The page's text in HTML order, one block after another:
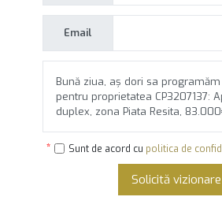
Email
Sunt de acord cu politica de
Solicită vizionare